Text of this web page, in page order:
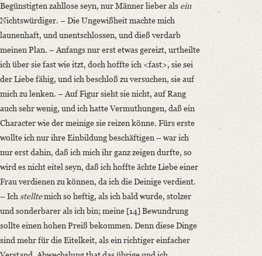
Begünstigten zahllose seyn, nur Männer lieber als ein
Nichtswürdiger. – Die Ungewißheit machte mich
launenhaft, und unentschlossen, und dieß verdarb
meinen Plan. – Anfangs nur erst etwas gereizt, urtheilte
ich über sie fast wie itzt, doch hoffte ich <fast>, sie sei
der Liebe fähig, und ich beschloß zu versuchen, sie auf
mich zu lenken. – Auf Figur sieht sie nicht, auf Rang
auch sehr wenig, und ich hatte Vermuthungen, daß ein
Character wie der meinige sie reizen könne. Fürs erste
wollte ich nur ihre Einbildung beschäftigen – war ich
nur erst dahin, daß ich mich ihr ganz zeigen durfte, so
wird es nicht eitel seyn, daß ich hoffte ächte Liebe einer
Frau verdienen zu können, da ich die Deinige verdient.
– Ichstelltemich so heftig, als ich bald wurde, stolzer
und sonderbarer als ich bin; meine [14] Bewundrung
sollte einen hohen Preiß bekommen. Denn diese Dinge
sind mehr für die Eitelkeit, als ein richtiger einfacher